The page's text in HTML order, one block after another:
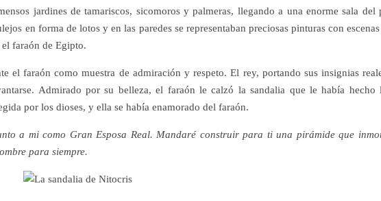
jardines de tamariscos, sicomoros y palmeras, llegando a una enorme sala del
en forma de lotos y en las paredes se representaban preciosas pinturas con
faraón de Egipto.
el faraón como muestra de admiración y respeto. El rey, portando sus insignias
Admirado por su belleza, el faraón le calzó la sandalia que le había hecho
por los dioses, y ella se había enamorado del faraón.
a mi como Gran Esposa Real. Mandaré construir para ti una pirámide que
para siempre.